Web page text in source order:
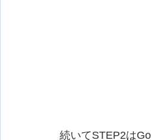
続いてSTEP2は